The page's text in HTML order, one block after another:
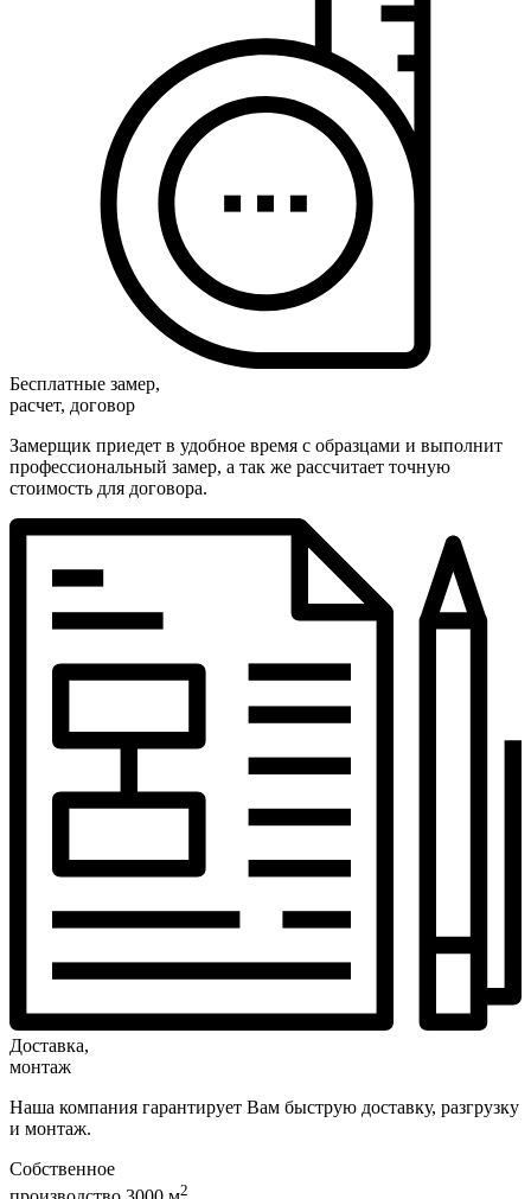
Бесплатные замер,
расчет, договор
Замерщик приедет в удобное время с образцами и выполнит
профессиональный замер, а так же рассчитает точную
стоимость для договора.
Доставка,
монтаж
Наша компания гарантирует Вам быструю доставку, разгрузку
и монтаж.
Собственное
2